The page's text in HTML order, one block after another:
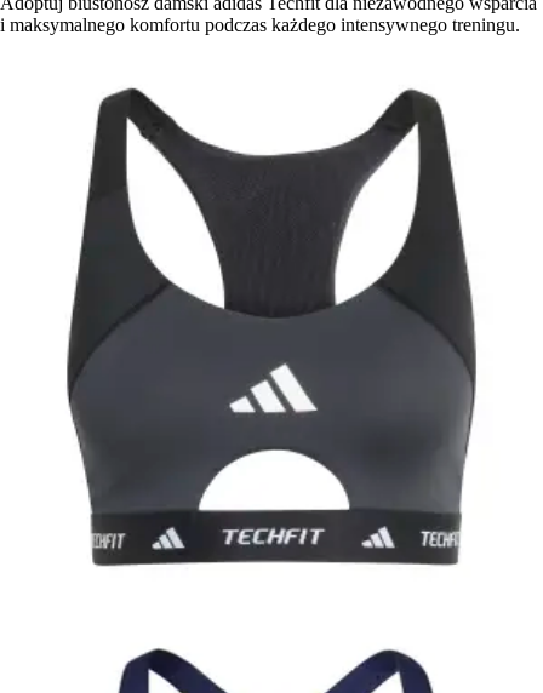
i maksymalnego komfortu podczas każdego intensywnego treningu.